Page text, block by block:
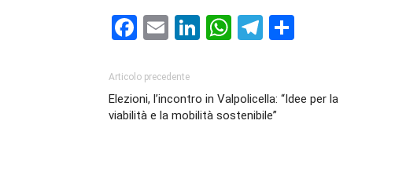
Facebook
EmailLinkedIn
WhatsApp
Telegram
Articolo precedente
Elezioni, l’incontro in Valpolicella: “Idee per la
viabilità e la mobilità sostenibile”